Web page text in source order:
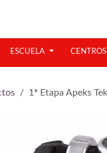
ESCUELA CENTROS
1ª Etapa Apeks